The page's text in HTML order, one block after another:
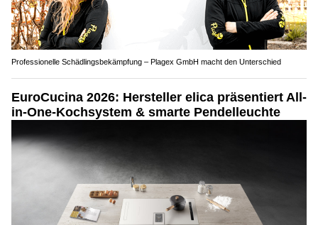
Professionelle Schädlingsbekämpfung – Plagex GmbH macht den Unterschied
EuroCucina 2026: Hersteller elica präsentiert All-
in-One-Kochsystem & smarte Pendelleuchte